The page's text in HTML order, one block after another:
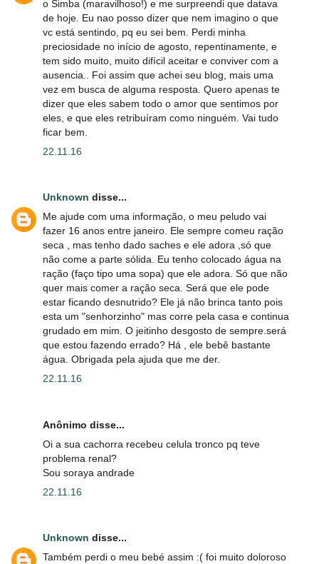
o Simba (maravilhoso!) e me surpreendi que datava
de hoje. Eu nao posso dizer que nem imagino o que
vc está sentindo, pq eu sei bem. Perdi minha
preciosidade no início de agosto, repentinamente, e
tem sido muito, muito difícil aceitar e conviver com a
ausencia.. Foi assim que achei seu blog, mais uma
vez em busca de alguma resposta. Quero apenas te
dizer que eles sabem todo o amor que sentimos por
eles, e que eles retribuíram como ninguém. Vai tudo
ficar bem.
22.11.16
Unknown disse...
Me ajude com uma informação, o meu peludo vai
fazer 16 anos entre janeiro. Ele sempre comeu ração
seca , mas tenho dado saches e ele adora ,só que
não come a parte sólida. Eu tenho colocado água na
ração (faço tipo uma sopa) que ele adora. Só que não
quer mais comer a ração seca. Será que ele pode
estar ficando desnutrido? Ele já não brinca tanto pois
esta um "senhorzinho" mas corre pela casa e continua
grudado em mim. O jeitinho desgosto de sempre.será
que estou fazendo errado? Há , ele bebê bastante
água. Obrigada pela ajuda que me der.
22.11.16
Anônimo disse...
Oi a sua cachorra recebeu celula tronco pq teve
problema renal?
Sou soraya andrade
22.11.16
Unknown disse...
Também perdi o meu bebé assim :( foi muito doloroso